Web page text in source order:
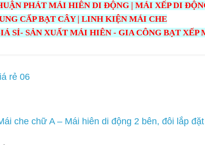
PHÁT MÁI HIÊN DI ĐỘNG | MÁI XẾP DI
CẤP BẠT CÂY | LINH KIỆN MÁI CHE
SỈ- SẢN XUẤT MÁI HIÊN - GIA CÔNG BẠT XẾP
rẻ 06
che chữ A – Mái hiên di động 2 bên, đôi lắp